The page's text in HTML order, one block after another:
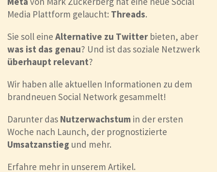
Media Plattform gelaucht: Threads.
Sie soll eine Alternative zu Twitterbieten, aber
was ist das genau? Und ist das soziale Netzwerk
überhaupt relevant?
Wir haben alle aktuellen Informationen zu dem
brandneuen Social Network gesammelt!
Darunter das Nutzerwachstum in der ersten
Woche nach Launch, der prognostizierte
Umsatzanstieg und mehr.
Erfahre mehr in unserem Artikel.